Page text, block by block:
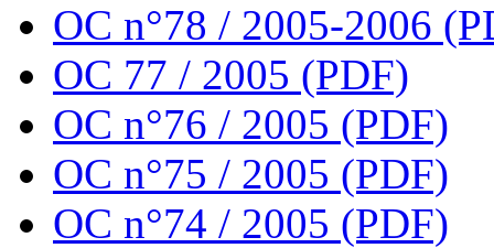
OC n°78 / 2005-2006
OC 77 / 2005 (PDF)
OC n°76 / 2005 (PDF)
OC n°75 / 2005 (PDF)
OC n°74 / 2005 (PDF)